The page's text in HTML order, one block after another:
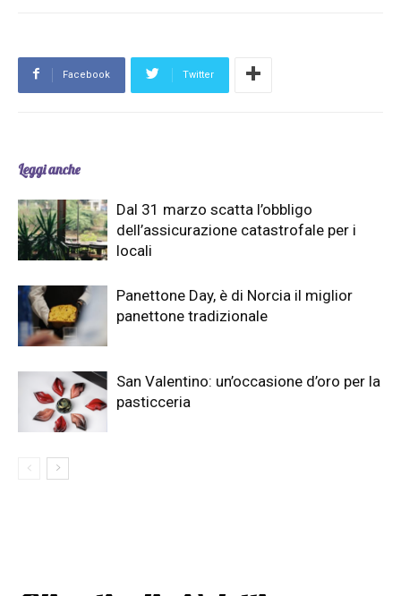
Facebook Twitter
Leggi anche
Dal 31 marzo scatta l’obbligo
dell’assicurazione catastrofale per i
locali
Panettone Day, è di Norcia il miglior
panettone tradizionale
San Valentino: un’occasione d’oro per la
pasticceria